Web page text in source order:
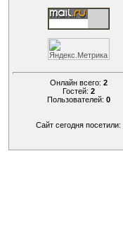
Онлайн всего: 2
Гостей: 2
Пользователей: 0
Сайт сегодня посетили: